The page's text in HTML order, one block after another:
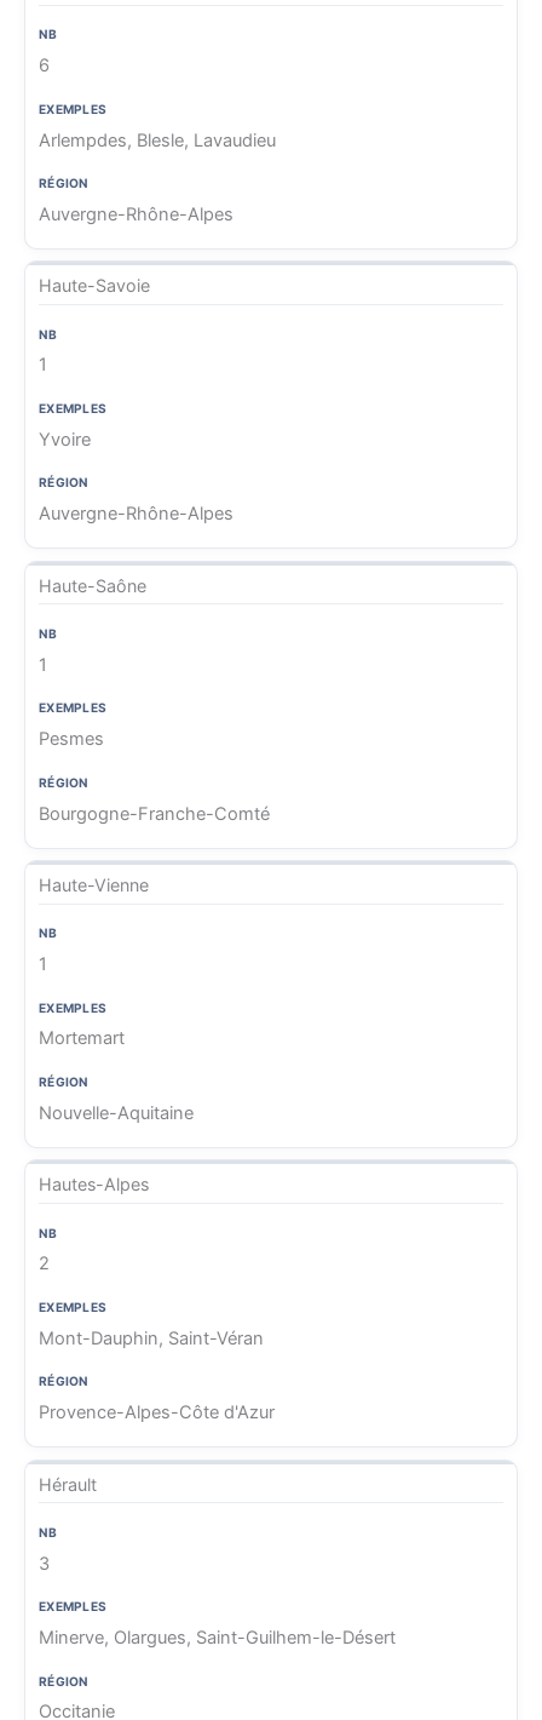
6
Arlempdes, Blesle, Lavaudieu
Auvergne-Rhône-Alpes
Haute-Savoie
1
Yvoire
Auvergne-Rhône-Alpes
Haute-Saône
1
Pesmes
Bourgogne-Franche-Comté
Haute-Vienne
1
Mortemart
Nouvelle-Aquitaine
Hautes-Alpes
2
Mont-Dauphin, Saint-Véran
Provence-Alpes-Côte d'Azur
Hérault
3
Minerve, Olargues, Saint-Guilhem-le-Désert
Occitanie